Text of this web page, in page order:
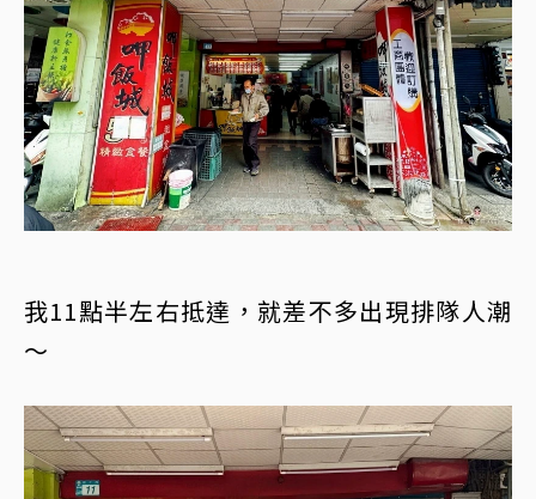
我11點半左右抵達，就差不多出現排隊人潮
～